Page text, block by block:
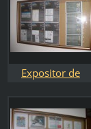
de prémios
Expositor de